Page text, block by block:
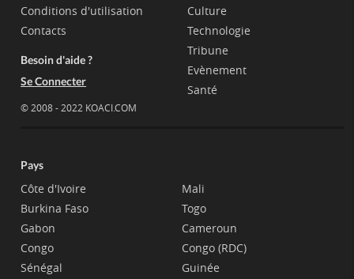
Conditions d'utilisation
Contacts
Besoin d'aide ?
Se Connecter
© 2008 - 2022 KOACI.COM
Culture
Technologie
Tribune
Evènement
Santé
Pays
Côte d'Ivoire
Burkina Faso
Gabon
Congo
Sénégal
Mali
Togo
Cameroun
Congo (RDC)
Guinée